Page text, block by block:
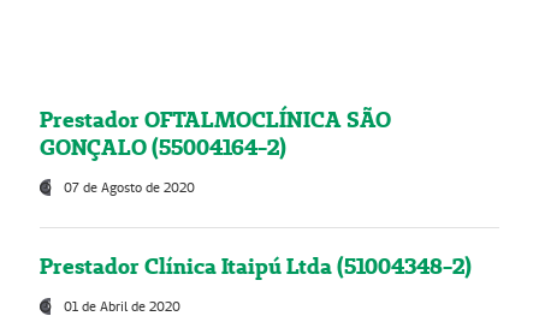
Prestador OFTALMOCLÍNICA SÃO
GONÇALO (55004164-2)
07 de Agosto de 2020
Prestador Clínica Itaipú Ltda (51004348-2)
01 de Abril de 2020